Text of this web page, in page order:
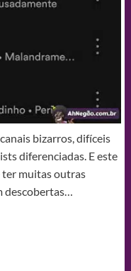
bizarros, difíceis
diferenciadas. E este
ter muitas outras